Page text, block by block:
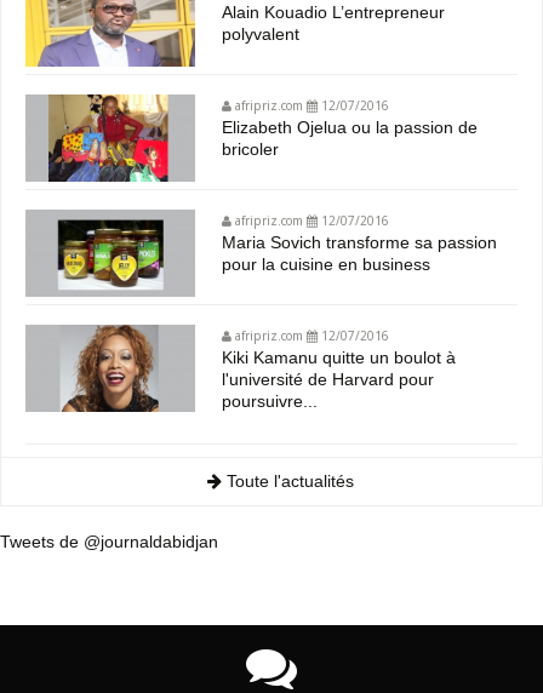
Alain Kouadio L’entrepreneur
polyvalent
afripriz.com 12/07/2016
Elizabeth Ojelua ou la passion de
bricoler
afripriz.com 12/07/2016
Maria Sovich transforme sa passion
pour la cuisine en business
afripriz.com 12/07/2016
Kiki Kamanu quitte un boulot à
l'université de Harvard pour
poursuivre...
Toute l'actualités
Tweets de @journaldabidjan